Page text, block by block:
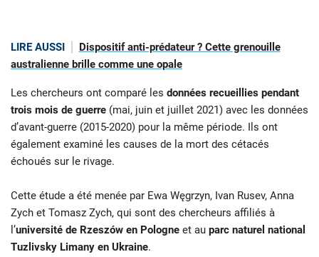
LIRE AUSSI
Dispositif anti-prédateur ? Cette grenouille
australienne brille comme une opale
Les chercheurs ont comparé les données recueillies pendant
trois mois de guerre (mai, juin et juillet 2021) avec les données
d’avant-guerre (2015-2020) pour la même période. Ils ont
également examiné les causes de la mort des cétacés
échoués sur le rivage.
Cette étude a été menée par Ewa Węgrzyn, Ivan Rusev, Anna
Zych et Tomasz Zych, qui sont des chercheurs affiliés à
l’université de Rzeszów en Pologne et au parc naturel national
Tuzlivsky Limany en Ukraine.